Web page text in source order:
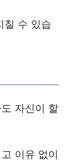
칠 수 있습
자신이 할
이유 없이